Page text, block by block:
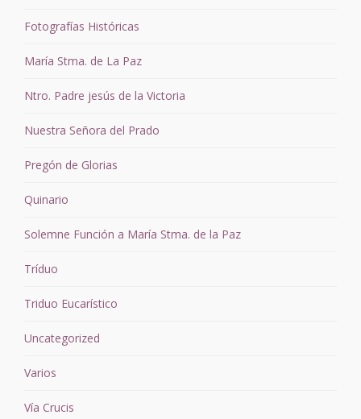
Fotografías Históricas
María Stma. de La Paz
Ntro. Padre jesús de la Victoria
Nuestra Señora del Prado
Pregón de Glorias
Quinario
Solemne Función a María Stma. de la Paz
Tríduo
Triduo Eucarístico
Uncategorized
Varios
Vía Crucis